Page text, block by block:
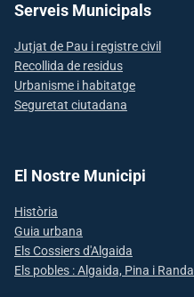
Serveis Municipals
Jutjat de Pau i registre civil
Recollida de residus
Urbanisme i habitatge
Seguretat ciutadana
El Nostre Municipi
Història
Guia urbana
Els Cossiers d'Algaida
Els pobles : Algaida, Pina i Randa